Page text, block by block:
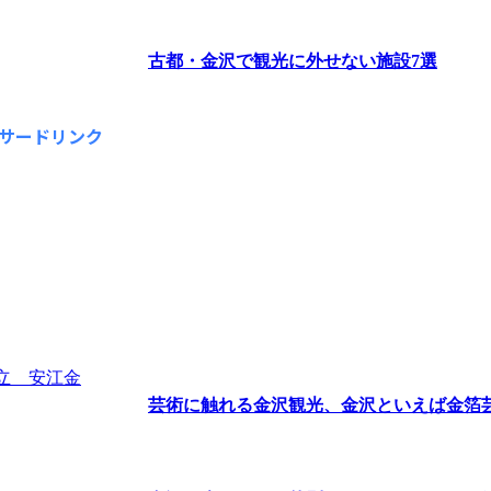
古都・金沢で観光に外せない施設7選
ードリンク
芸術に触れる金沢観光、金沢といえば金箔